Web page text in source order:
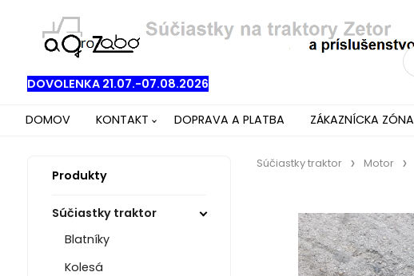
DOVOLENKA 21.07.-07.08.2026
DOMOV KONTAKT DOPRAVA A PLATBA ZÁKAZNÍCKA ZÓNA
Produkty
Súčiastky traktor
Blatníky
Kolesá
Súčiastky traktor Motor